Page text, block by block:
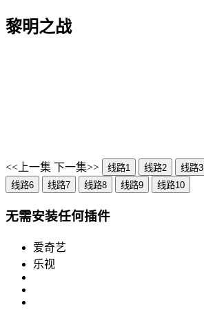
黎明之战
<<上一集 下一集>> 线路1 线路2 线路3
线路6
线路7 线路8 线路9 线路10
无需安装任何插件
爱奇艺
乐视